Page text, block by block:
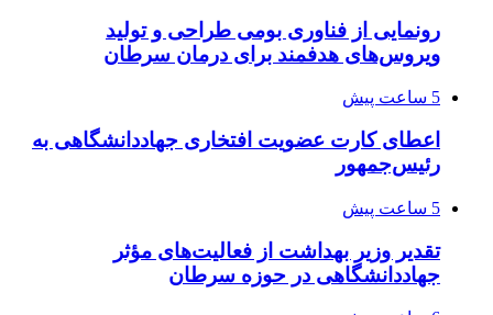
رونمایی از فناوری بومی طراحی و تولید
ویروس‌های هدفمند برای درمان سرطان
5 ساعت پیش
اعطای کارت عضویت افتخاری جهاددانشگاهی به
رئیس‌جمهور
5 ساعت پیش
تقدیر وزیر بهداشت از فعالیت‌های مؤثر
جهاددانشگاهی در حوزه سرطان